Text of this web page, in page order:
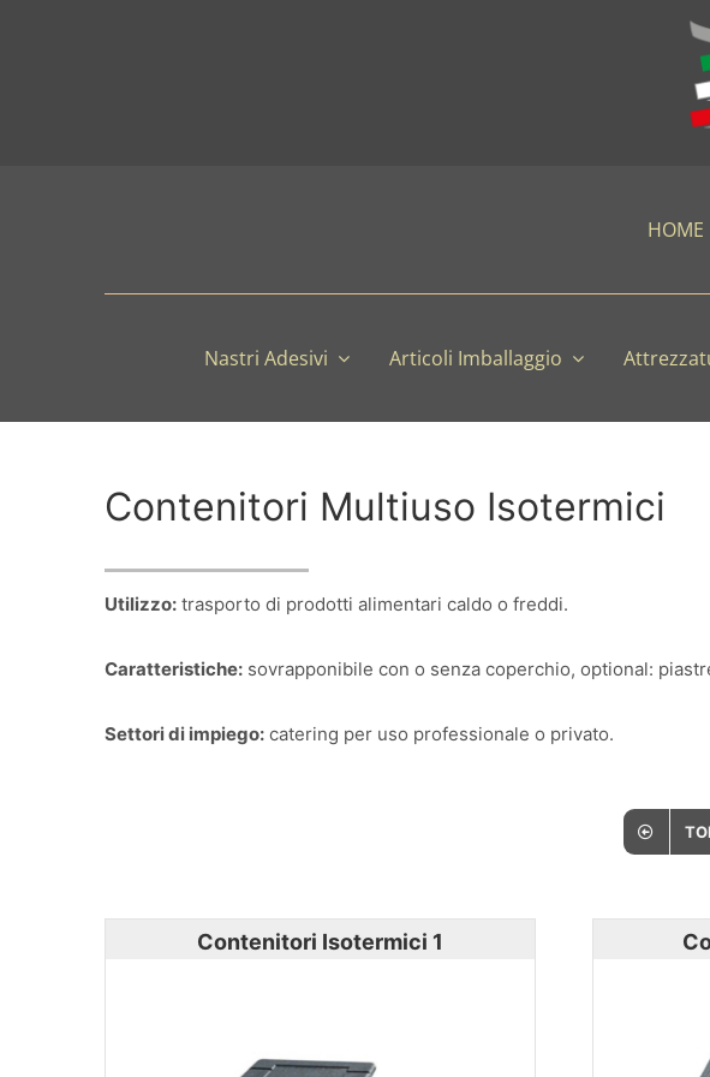
HOME
Nastri Adesivi Articoli Imballaggio
Contenitori Multiuso Isotermici
Utilizzo:trasporto di prodotti alimentari caldo o freddi.
Caratteristiche:sovrapponibile con o senza coperchio, optional:
Settori di impiego:catering per uso professionale o privato.
Contenitori Isotermici 1